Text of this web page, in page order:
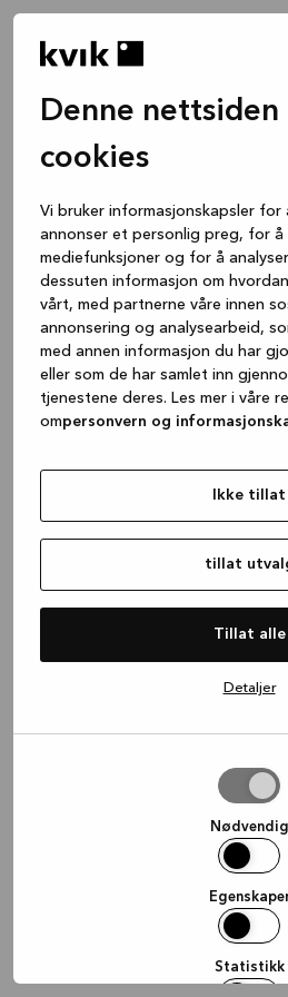
Denne nettsiden
cookies
Vi bruker informasjonskapsler for
annonser et personlig preg, for å
mediefunksjoner og for å
dessuten informasjon om
vårt, med partnerne våre innen
annonsering og analysearbeid,
med annen informasjon du har
eller som de har samlet inn
tjenestene deres. Les mer i våre
ompersonvern og
Ikke tillat
tillat
Tillat alle
Detaljer
Nødvendig
Statistikk
(see the